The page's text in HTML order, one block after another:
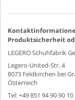
Produktsicherheit
LEGERO Schuhfabrik
Legero-United-Str. 4
8073 Feldkirchen bei
Österreich
Tel: +49 851 94 90 90 10